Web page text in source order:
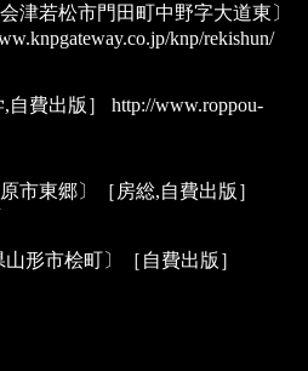
会津若松市門田町中野字大道東〕
knp/rekishun/
自費出版］
http://www.roppou-
市東郷〕［房総,自費出版］
山形市桧町〕［自費出版］